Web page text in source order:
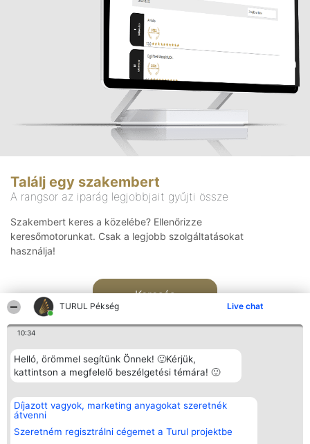
TURUL Pékség Live chat
10:34
Helló, örömmel segítünk Önnek! 🙂Kérjük,
kattintson a megfelelő beszélgetési témára! 🙂
Díjazott vagyok, marketing anyagokat szeretnék
átvenni
Szeretném regisztrálni cégemet a Turul projektbe
Találj egy szakembert
A rangsor az iparág legjobbjait gyűjti össze
Szakembert keres a közelébe? Ellenőrizze
keresőmotorunkat. Csak a legjobb szolgáltatásokat
használja!
Keresés
Rangsorszervező
SC Beautiful Company S.R.L.
Bulevardul Aleea Timișul De
Sus Nr. 2, Bl. A30, Sc. A, Et.
4, Ap. 13
Népszavazás
Nyertesek
listája
Elérhetőség
Elérhetőség